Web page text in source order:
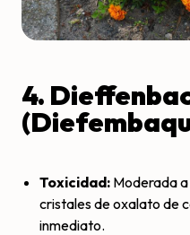
4.
Toxicidad: Moderada
cristales de oxalato de
inmediato.